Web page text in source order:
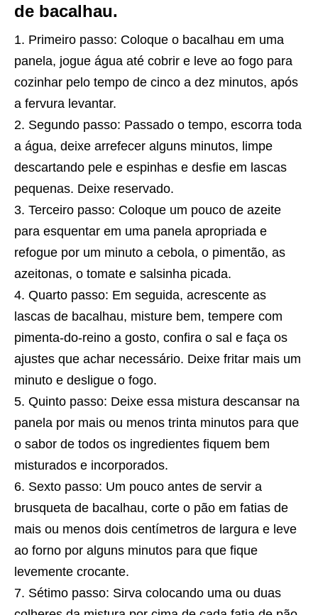
de bacalhau.
Primeiro passo: Coloque o bacalhau em uma
panela, jogue água até cobrir e leve ao fogo para
cozinhar pelo tempo de cinco a dez minutos, após
a fervura levantar.
Segundo passo: Passado o tempo, escorra toda
a água, deixe arrefecer alguns minutos, limpe
descartando pele e espinhas e desfie em lascas
pequenas. Deixe reservado.
Terceiro passo: Coloque um pouco de azeite
para esquentar em uma panela apropriada e
refogue por um minuto a cebola, o pimentão, as
azeitonas, o tomate e salsinha picada.
Quarto passo: Em seguida, acrescente as
lascas de bacalhau, misture bem, tempere com
pimenta-do-reino a gosto, confira o sal e faça os
ajustes que achar necessário. Deixe fritar mais um
minuto e desligue o fogo.
Quinto passo: Deixe essa mistura descansar na
panela por mais ou menos trinta minutos para que
o sabor de todos os ingredientes fiquem bem
misturados e incorporados.
Sexto passo: Um pouco antes de servir a
brusqueta de bacalhau, corte o pão em fatias de
mais ou menos dois centímetros de largura e leve
ao forno por alguns minutos para que fique
levemente crocante.
Sétimo passo: Sirva colocando uma ou duas